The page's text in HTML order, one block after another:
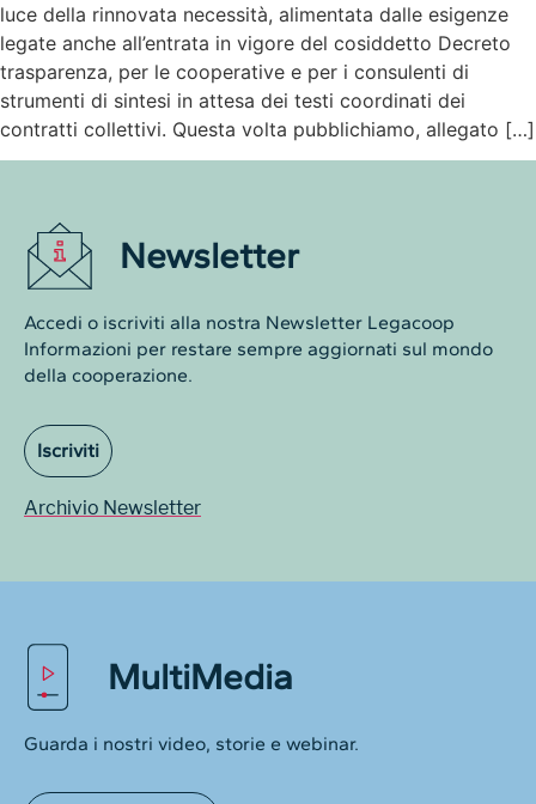
luce della rinnovata necessità, alimentata dalle esigenze
legate anche all’entrata in vigore del cosiddetto Decreto
trasparenza, per le cooperative e per i consulenti di
strumenti di sintesi in attesa dei testi coordinati dei
contratti collettivi. Questa volta pubblichiamo, allegato […]
Newsletter
Accedi o iscriviti alla nostra Newsletter Legacoop
Informazioni per restare sempre aggiornati sul mondo
della cooperazione.
Iscriviti
Archivio Newsletter
MultiMedia
Guarda i nostri video, storie e webinar.